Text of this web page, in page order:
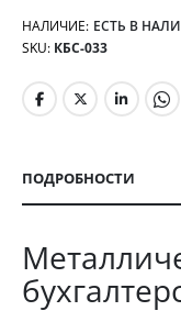
НАЛИЧИЕ: ЕСТЬ В
SKU КБС-033
ПОДРОБНОСТИ